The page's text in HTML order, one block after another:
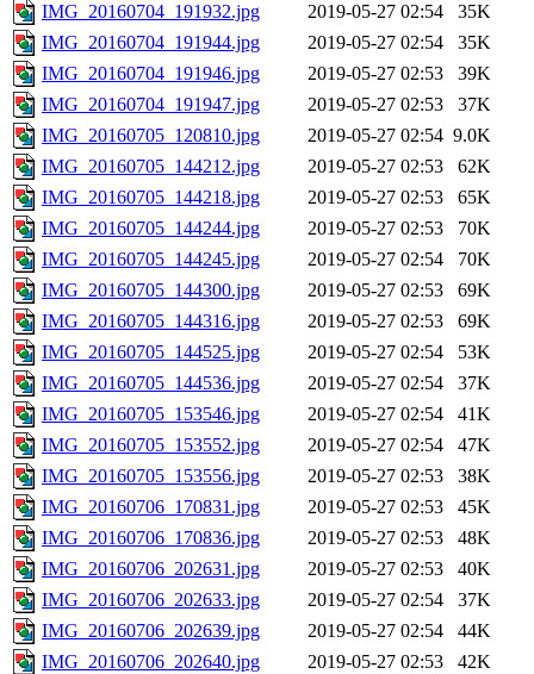
IMG_20160704_191932.jpg
2019-05-27 02:54
35K
IMG_20160704_191944.jpg
2019-05-27 02:54
35K
IMG_20160704_191946.jpg
2019-05-27 02:53
39K
IMG_20160704_191947.jpg
2019-05-27 02:53
37K
IMG_20160705_120810.jpg
2019-05-27 02:54 9.0K
IMG_20160705_144212.jpg
2019-05-27 02:53
62K
IMG_20160705_144218.jpg
2019-05-27 02:53
65K
IMG_20160705_144244.jpg
2019-05-27 02:53
70K
IMG_20160705_144245.jpg
2019-05-27 02:54
70K
IMG_20160705_144300.jpg
2019-05-27 02:53
69K
IMG_20160705_144316.jpg
2019-05-27 02:53
69K
IMG_20160705_144525.jpg
2019-05-27 02:54
53K
IMG_20160705_144536.jpg
2019-05-27 02:54
37K
IMG_20160705_153546.jpg
2019-05-27 02:54
41K
IMG_20160705_153552.jpg
2019-05-27 02:54
47K
IMG_20160705_153556.jpg
2019-05-27 02:53
38K
IMG_20160706_170831.jpg
2019-05-27 02:53
45K
IMG_20160706_170836.jpg
2019-05-27 02:53
48K
IMG_20160706_202631.jpg
2019-05-27 02:53
40K
IMG_20160706_202633.jpg
2019-05-27 02:54
37K
IMG_20160706_202639.jpg
2019-05-27 02:54
44K
IMG_20160706_202640.jpg
2019-05-27 02:53
42K